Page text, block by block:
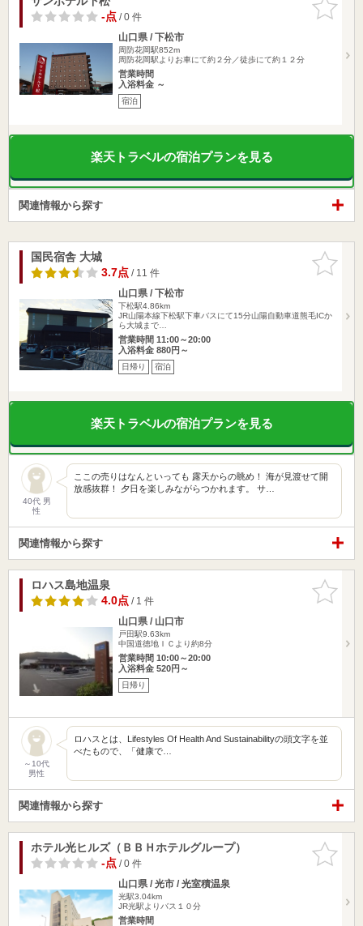
りに追加
-点/ 0 件
山口県 / 下松市
周防花岡駅852m
周防花岡駅よりお車にて約２分／徒歩にて約１２分
営業時間
入浴料金 ～
宿泊
楽天トラベルの宿泊プランを見る
関連情報から探す
お気に入
りに追加
国民宿舎 大城
3.7点/ 11 件
山口県 / 下松市
下松駅4.86km
JR山陽本線下松駅下車バスにて15分山陽自動車道熊毛ICか
ら大城まで…
営業時間 11:00～20:00
入浴料金 880円～
日帰り 宿泊
楽天トラベルの宿泊プランを見る
40代 男
性
ここの売りはなんといっても 露天からの眺め！ 海が見渡せて開
放感抜群！ 夕日を楽しみながらつかれます。 サ…
関連情報から探す
お気に入
りに追加
ロハス島地温泉
4.0点/ 1 件
山口県 / 山口市
戸田駅9.63km
中国道徳地ＩＣより約8分
営業時間 10:00～20:00
入浴料金 520円～
日帰り
～10代
男性
ロハスとは、Lifestyles Of Health And Sustainabilityの頭文字を並
べたもので、「健康で…
関連情報から探す
お気に入
りに追加
ホテル光ヒルズ（ＢＢＨホテルグループ）
-点/ 0 件
山口県 / 光市 / 光室積温泉
光駅3.04km
JR光駅よりバス１０分
営業時間